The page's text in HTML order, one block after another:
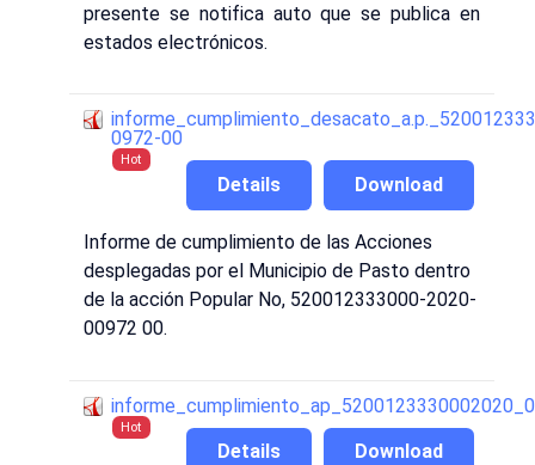
presente se notifica auto que se publica en
estados electrónicos.
0972-00
Hot
Download
Details
Informe de cumplimiento de las Acciones
desplegadas por el Municipio de Pasto dentro
de la acción Popular No, 520012333000-2020-
00972 00.
Hot
Download
Details